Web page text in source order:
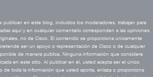
publican en este blog, incluidos los moderadores, trabajan para
aquí y en cualquier comentario corresponden a las opiniones
no de Cisco. El contenido se proporciona únicamente
ser un apoyo o representación de Cisco o de cualquier
de manera pública. Ninguna información que considere
en este sitio. Al publicar en él, usted acepta ser el único
de toda la información que usted aporta, enlaza o proporciona